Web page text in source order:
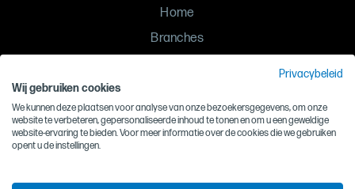
Home
Branches
Privacy
Algemene voorwaarden
Privacybeleid
Wij gebruiken cookies
We kunnen deze plaatsen voor analyse van onze bezoekersgegevens, om onze
website te verbeteren, gepersonaliseerde inhoud te tonen en om u een geweldige
website-ervaring te bieden. Voor meer informatie over de cookies die we gebruiken
opent u de instellingen.